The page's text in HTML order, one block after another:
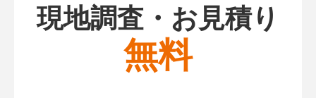
現地調査・お見積り
無料